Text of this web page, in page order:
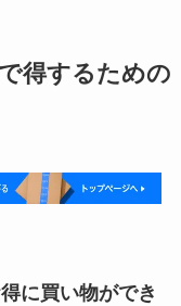
得するための
に買い物ができ